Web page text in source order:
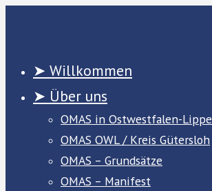
➤ Willkommen
➤ Über uns
OMAS in Ostwestfalen-Lippe
OMAS OWL / Kreis Gütersloh
OMAS – Grundsätze
OMAS – Manifest